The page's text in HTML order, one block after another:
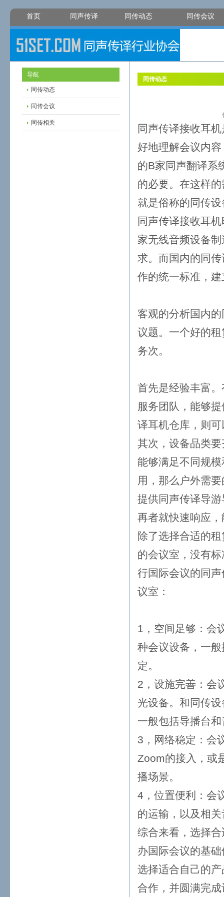
首页 同声传译 同传动态 同传会议
导航
同传动态
同传会议
同传相关
同传动态
同声传译接收耳
好地理解会议内
的B家同声翻译系
的必要。在这样
就是俗称的同传
同声传译接收耳
家无线音频设备
求。而国内的同
作的统一标准，
客观的分析国内
议题。一个好的
务次。
首先是经验丰富
服务团队，能够
译耳机仓库，则
其次，设备品类
能够满足不同规
用，那么户外需
提供同声传译导
再者就快速响应
除了选择合适的
的会议室，没有
行国际会议的同
议室：
1，空间足够：会
种会议设备，一
定。
2，设施完善：会
光设备。和同传
一般包括导播台
3，网络稳定：会
Zoom的接入，或
播场景。
4，位置便利：会
的运输，以及相
综合来看，选择
办国际会议的基
选择适合自己的
合作，并圆满完